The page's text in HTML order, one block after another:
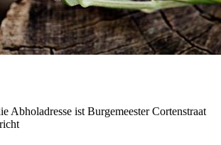
Abholadresse ist Burgemeester Cortenstraat